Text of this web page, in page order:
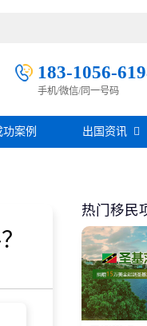
183-1056-
手机/微信/同一号码
在线咨询
功案例 出国资讯
移民百科
房产知识
移民问答
热门移民